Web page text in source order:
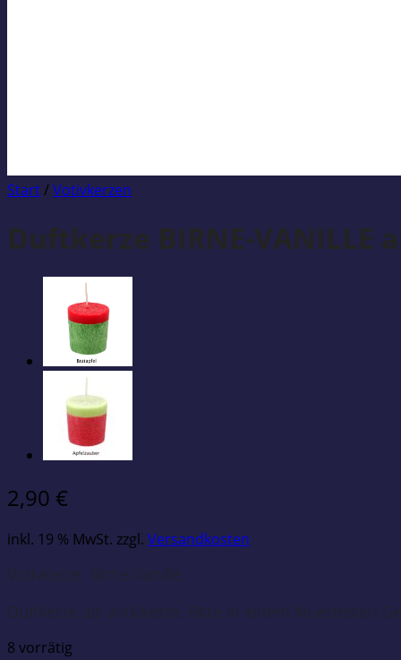
Start/Votivkerzen
Duftkerze BIRNE-VANILLE
2,90 €
inkl. 19 % MwSt. zzgl. Versandkosten
Votivkerze Birne-Vanille
Duftkerze als Votivkerze. Bitte in einem feuerfesten
8 vorrätig